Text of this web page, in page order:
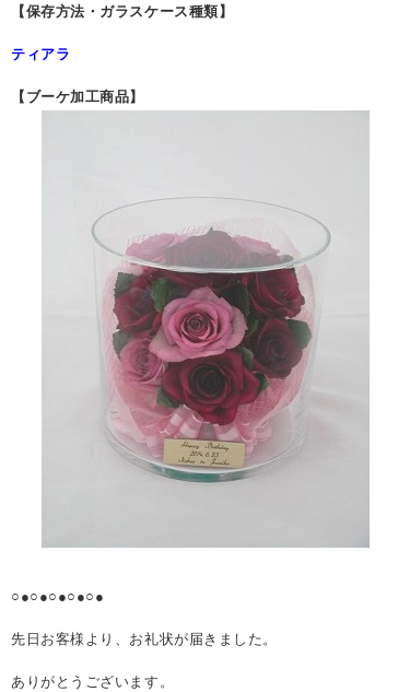
【保存方法・ガラスケース種類】
ティアラ
【ブーケ加工商品】
○●○●○●○●○●
先日お客様より、お礼状が届きました。
ありがとうございます。